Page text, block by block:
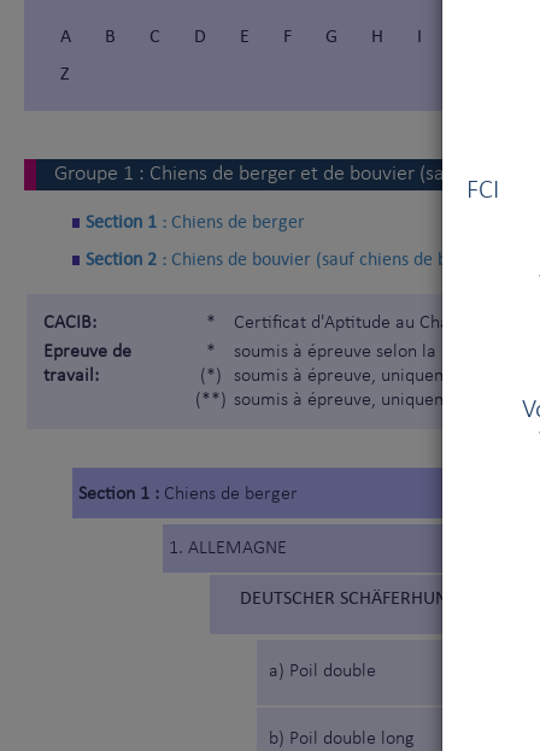
FCI
A B C D E F G H I
Z
Groupe 1 : Chiens de berger et de bouvier (sauf chiens
Section 1 : Chiens de berger
Section 2 : Chiens de bouvier (sauf chiens de bouvier
CACIB: *
Certificat d'Aptitude au Championnat
Epreuve de
travail:
*
(*)
(**)
soumis à épreuve selon la
soumis à épreuve, uniquement pour
soumis à épreuve, uniquement pour
Section 1 : Chiens de berger
1. ALLEMAGNE
DEUTSCHER SCHÄFERHUND (166)
a) Poil double
b) Poil double long